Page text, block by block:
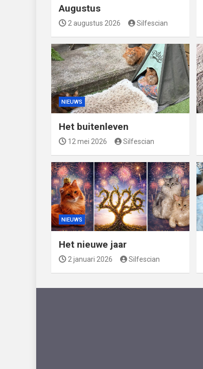
Augustus
2 augustus 2026 Silfescian
NIEUWS
Het buitenleven
12 mei 2026 Silfescian
NIEUWS
Het nieuwe jaar
2 januari 2026 Silfescian